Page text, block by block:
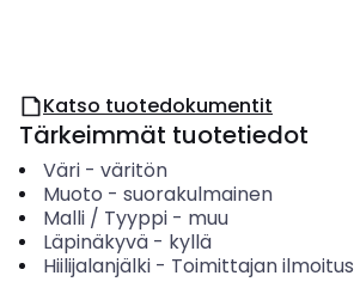
Katso tuotedokumentit
Tärkeimmät tuotetiedot
Väri- väritön
Muoto - suorakulmainen
Malli / Tyyppi- muu
Läpinäkyvä- kyllä
Hiilijalanjälki- Toimittajan ilmoitus